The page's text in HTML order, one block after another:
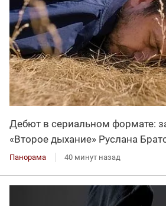
Дебют в сериальном формате:
«Второе дыхание» Руслана
Панорама 40 минут назад